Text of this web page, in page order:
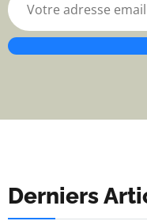
Derniers